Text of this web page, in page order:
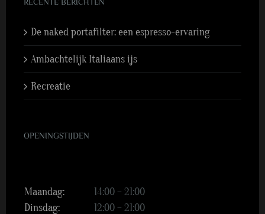
De naked portafilter: een espresso-ervaring
Ambachtelijk Italiaans ijs
Recreatie
OPENINGSTIJDEN
Maandag:
14:00 – 21:00
Dinsdag:
12:00 – 21:00